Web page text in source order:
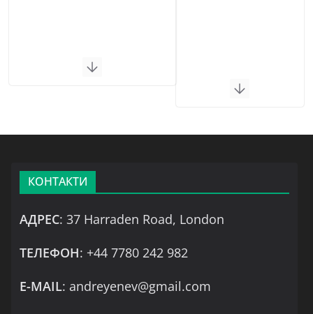
КОНТАКТИ
АДРЕС: 37 Harraden Road, London
ТЕЛЕФОН: +44 7780 242 982
Е-MAIL: andreyenev@gmail.com